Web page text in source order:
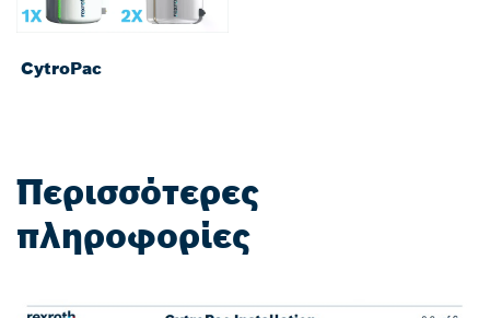
CytroPac
Περισσότερες
πληροφορίες